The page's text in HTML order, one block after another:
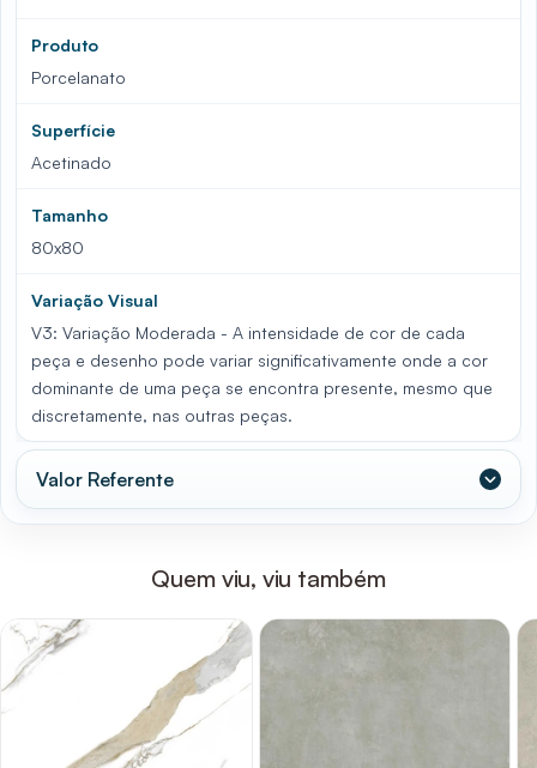
Produto
Porcelanato
Superfície
Acetinado
Tamanho
80x80
Variação Visual
V3: Variação Moderada - A intensidade de cor de cada
peça e desenho pode variar significativamente onde a cor
dominante de uma peça se encontra presente, mesmo que
discretamente, nas outras peças.
Valor Referente
Quem viu, viu também